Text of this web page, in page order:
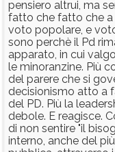
pensiero altrui, ma
fatto che fatto che a
voto popolare, e
sono perchè il Pd
apparato, in cui
le minoranzine. Più
del parere che si
decisionismo atto a
del PD. Più la
debole. E reagisce.
di non sentire "il
interno, anche del